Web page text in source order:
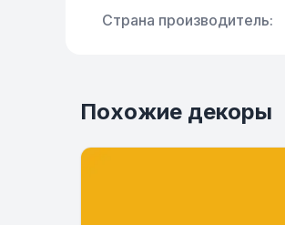
Страна производитель:
Похожие декоры